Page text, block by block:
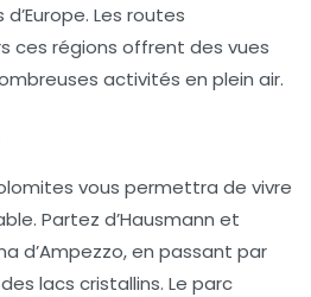
Les routes
ces régions offrent des vues
activités en plein air.
vous permettra de vivre
Partez d’Hausmann et
d’Ampezzo, en passant par
lacs cristallins. Le parc